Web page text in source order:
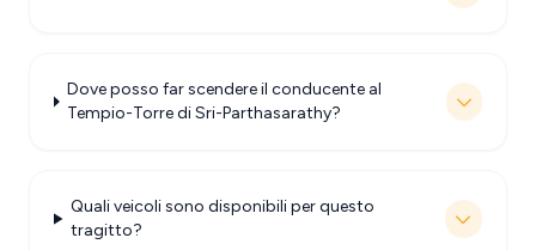
Dove posso far scendere il conducente al
Tempio-Torre di Sri-Parthasarathy?
Quali veicoli sono disponibili per questo
tragitto?